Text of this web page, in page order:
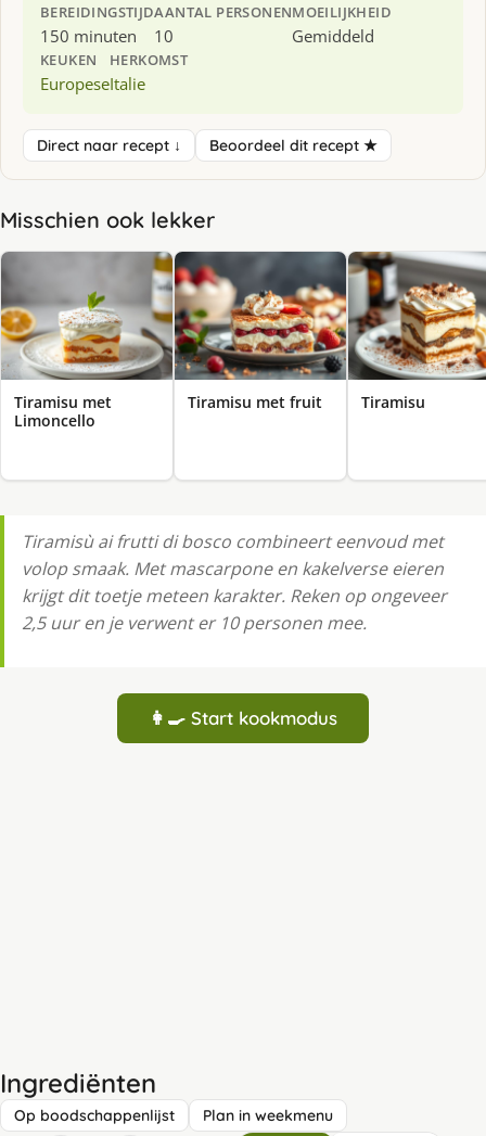
BEREIDINGSTIJD
150 minuten
AANTAL PERSONEN
10
MOEILIJKHEID
Gemiddeld
KEUKEN
Europese
HERKOMST
Italie
Direct naar recept ↓ Beoordeel dit recept ★
Misschien ook lekker
Tiramisu met
Limoncello
Tiramisu met fruit Tiramisu
Tiramisù ai frutti di bosco combineert eenvoud met
volop smaak. Met mascarpone en kakelverse eieren
krijgt dit toetje meteen karakter. Reken op ongeveer
2,5 uur en je verwent er 10 personen mee.
👩‍🍳 Start kookmodus
Ingrediënten
Op boodschappenlijst Plan in weekmenu